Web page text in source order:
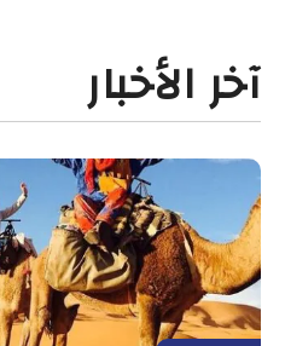
آخر الأخبار